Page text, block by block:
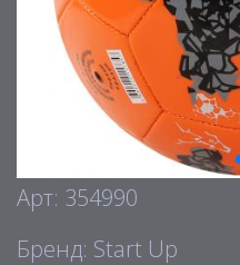
Арт: 354990
Бренд: Start Up